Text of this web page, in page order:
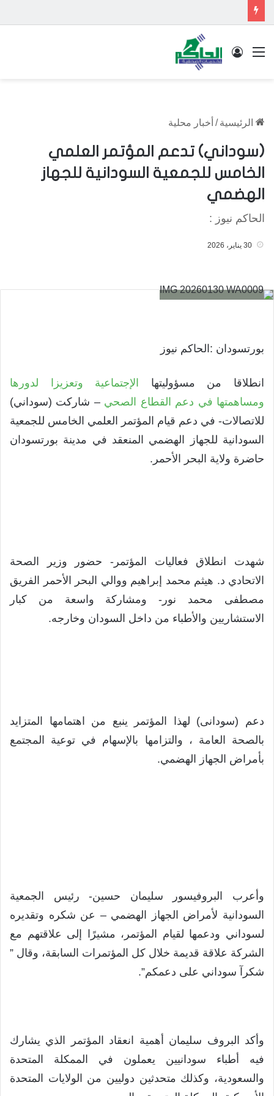
القائمة تسجيل الدخول
الرئيسية / أخبار محلية
(سوداني) تدعم المؤتمر العلمي
الخامس للجمعية السودانية للجهاز
الهضمي
الحاكم نيوز :
30 يناير، 2026
بورتسودان :الحاكم نيوز
انطلاقا من مسؤوليتها
الإجتماعية وتعزيزا لدورها
ومساهمتها في دعم القطاع الصحي – شاركت (سوداني)
للاتصالات- في دعم قيام المؤتمر العلمي الخامس للجمعية
السودانية للجهاز الهضمي المنعقد في مدينة بورتسودان
حاضرة ولاية البحر الأحمر.
شهدت انطلاق فعاليات المؤتمر- حضور وزير الصحة
الاتحادي د. هيثم محمد إبراهيم ووالي البحر الأحمر الفريق
مصطفى محمد نور- ومشاركة واسعة من كبار
الاستشاريين والأطباء من داخل السودان وخارجه.
دعم (سودانى) لهذا المؤتمر ينبع من اهتمامها المتزايد
بالصحة العامة ، والتزامها بالإسهام في توعية المجتمع
بأمراض الجهاز الهضمي.
وأعرب البروفيسور سليمان حسين- رئيس الجمعية
السودانية لأمراض الجهاز الهضمي – عن شكره وتقديره
لسوداني ودعمها لقيام المؤتمر، مشيرًا إلى علاقتهم مع
الشركة علاقة قديمة خلال كل المؤتمرات السابقة، وقال ”
شكرآ سوداني على دعمكم”.
وأكد البروف سليمان أهمية انعقاد المؤتمر الذي يشارك
فيه أطباء سودانيين يعملون في الممكلة المتحدة
والسعودية، وكذلك متحدثين دوليين من الولايات المتحدة